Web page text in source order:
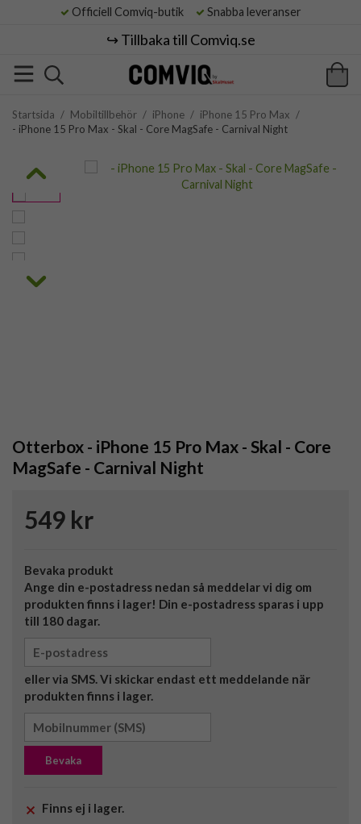
Officiell Comviq-butik Snabba leveranser
↪️ Tillbaka till Comviq.se
Startsida / Mobiltillbehör / iPhone / iPhone 15 Pro Max /
- iPhone 15 Pro Max - Skal - Core MagSafe - Carnival Night
Otterbox - iPhone 15 Pro Max - Skal - Core
MagSafe - Carnival Night
549 kr
Bevaka produkt
Ange din e-postadress nedan så meddelar vi dig om
produkten finns i lager! Din e-postadress sparas i upp
till 180 dagar.
eller via SMS. Vi skickar endast ett meddelande när
produkten finns i lager.
Bevaka
Finns ej i lager.